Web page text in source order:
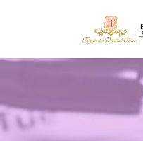
へ
ス
ョ
ン